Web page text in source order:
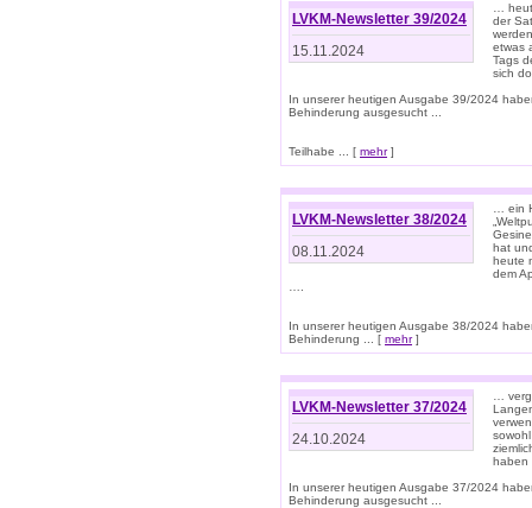
LVKM-Newsletter 39/2024
15.11.2024
…
der
etwas
Tags
sich
In unserer heutigen Ausgabe 39/2024
Behinderung ausgesucht ...
Teilhabe ... [ mehr]
LVKM-Newsletter 38/2024
08.11.2024
… ein
hat
heute
dem
In unserer heutigen Ausgabe 38/2024
Behinderung ... [ mehr]
LVKM-Newsletter 37/2024
24.10.2024
…
In unserer heutigen Ausgabe 37/2024
Behinderung ausgesucht ...